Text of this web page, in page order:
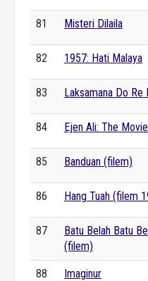
81 Misteri Dilaila
82 1957: Hati Malaya
83 Laksamana Do Re
84 Ejen Ali: The Movie
85 Banduan (filem)
86 Hang Tuah (filem
87
Batu Belah Batu
(filem)
88 Imaginur